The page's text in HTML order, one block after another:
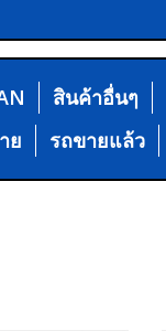
สินค้าอื่นๆ
ย รถขายแล้ว